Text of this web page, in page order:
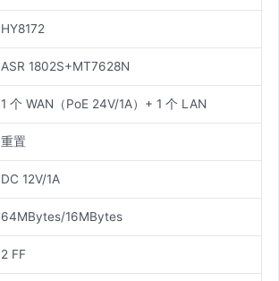
HY8172
ASR 1802S+MT7628N
1 个 WAN（PoE 24V/1A）+ 1 个 LAN
重置
DC 12V/1A
64MBytes/16MBytes
2 FF